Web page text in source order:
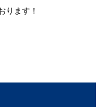
ります！